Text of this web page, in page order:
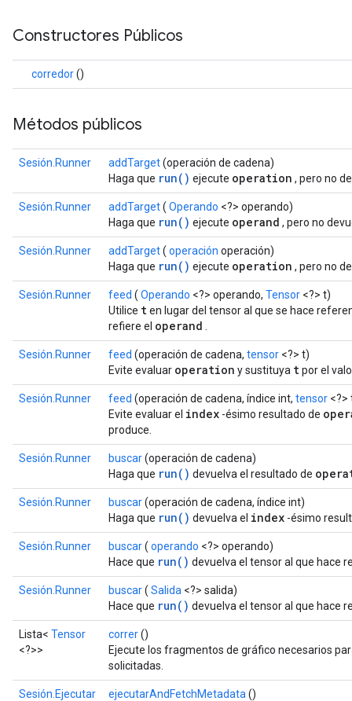
Constructores Públicos
corredor()
Métodos públicos
Sesión.Runner addTarget(operación de cadena)
Haga que run() ejecute operation , pero no
Sesión.Runner addTarget( Operando <?> operando)
Haga que run() ejecute operand , pero no
Sesión.Runner addTarget( operación operación)
Haga que run() ejecute operation , pero no
Sesión.Runner feed ( Operando <?> operando, Tensor <?> t)
Utilice ten lugar del tensor al que se hace
refiere el operand
Sesión.Runner feed (operación de cadena, tensor <?> t)
Evite evaluar operation y sustituya tpor el
Sesión.Runner feed (operación de cadena, índice int, tensor <?>
Evite evaluar el index -ésimo resultado de
produce.
Sesión.Runner buscar(operación de cadena)
Haga que run() devuelva el resultado de
Sesión.Runner buscar(operación de cadena, índice int)
Haga que run() devuelva el index -ésimo
Sesión.Runner buscar( operando <?> operando)
Hace que run() devuelva el tensor al que hace
Sesión.Runner buscar( Salida <?> salida)
Hace que run() devuelva el tensor al que hace
Lista< Tensor
<?>>
correr()
Ejecute los fragmentos de gráfico necesarios
solicitadas.
Sesión.Ejecutar ejecutarAndFetchMetadata ()